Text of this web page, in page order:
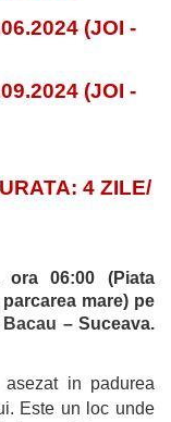
(JOI -
(JOI -
4 ZILE/
06:00 (Piata
mare) pe
– Suceava.
asezat in padurea
Este un loc unde